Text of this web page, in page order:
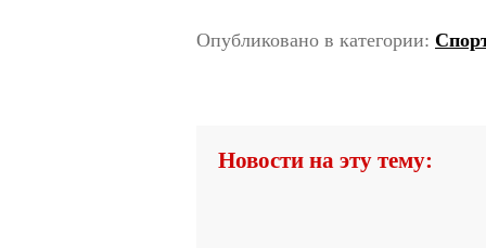
Опубликовано в категории:
Новости на эту тему: